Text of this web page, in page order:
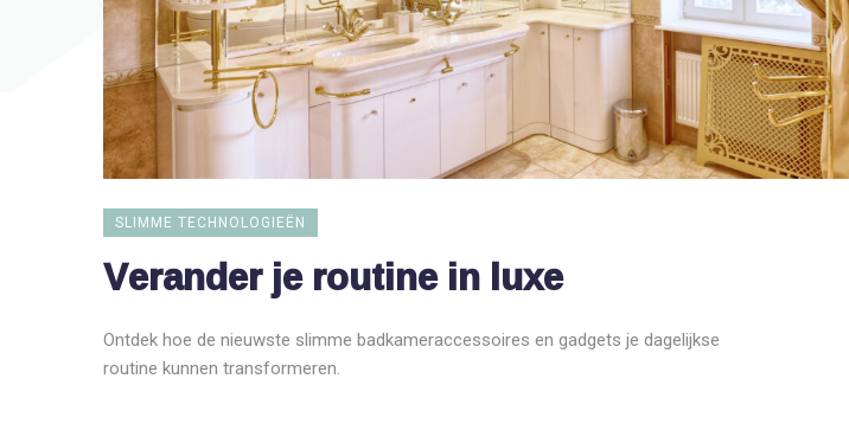
SLIMME TECHNOLOGIEËN
Verander je routine in luxe
Ontdek hoe de nieuwste slimme badkameraccessoires en gadgets je dagelijkse
routine kunnen transformeren.
SLIMME TECHNOLOGIEËN
Verander je routine in luxe